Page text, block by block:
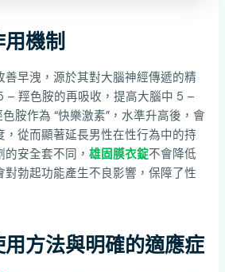
用機制
善早洩，源於其對大腦神經傳遞的精
– 羥色胺的再吸收，提高大腦中 5 –
胺作為 “快樂激素”，水準升高後，會
，從而顯著延長男性在性行為中的持
的安全套不同，雄固膜衣錠不會降低
對勃起功能產生不良影響，保障了性
方法與明確的適應症